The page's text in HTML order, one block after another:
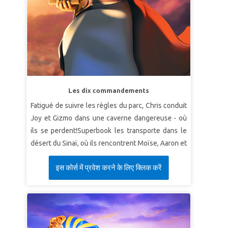
Les dix commandements
Fatigué de suivre les règles du parc, Chris conduit
Joy et Gizmo dans une caverne dangereuse - où
ils se perdent!Superbook les transporte dans le
désert du Sinaï, où ils rencontrent Moïse, Aaron et
les Israélites.Soyez témoin de l'émerveillement
alors que Dieu donne les dix commandements,
voyez les conséquences désastreuses lorsque
les gens désobéissent à ses lois, et découvrez sa
miséricorde et son amour sans faille.Les enfants
apprennent que Dieu donne à son peuple des
इस कोर्स में प्रवेश करने के लिए क्लिक करें